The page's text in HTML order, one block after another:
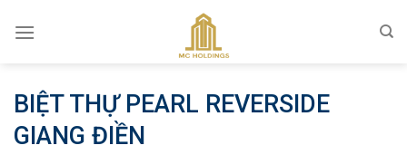
BIỆT THỰ PEARL REVERSIDE
GIANG ĐIỀN